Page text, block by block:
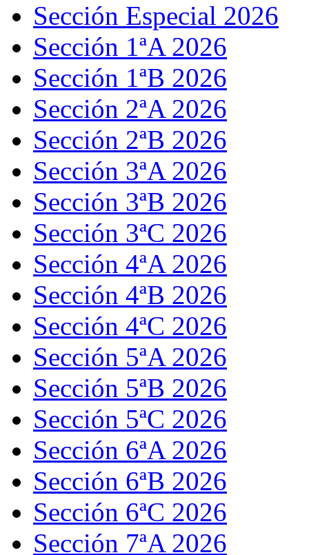
Sección Especial 2026
Sección 1ªA 2026
Sección 1ªB 2026
Sección 2ªA 2026
Sección 2ªB 2026
Sección 3ªA 2026
Sección 3ªB 2026
Sección 3ªC 2026
Sección 4ªA 2026
Sección 4ªB 2026
Sección 4ªC 2026
Sección 5ªA 2026
Sección 5ªB 2026
Sección 5ªC 2026
Sección 6ªA 2026
Sección 6ªB 2026
Sección 6ªC 2026
Sección 7ªA 2026